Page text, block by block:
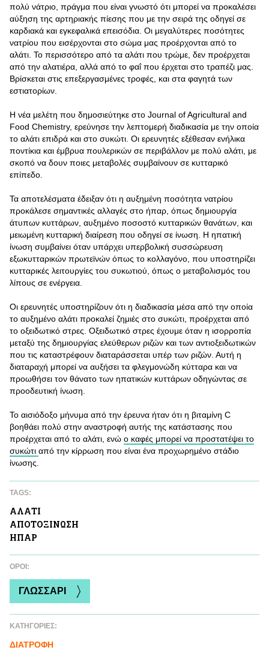
πολύ νάτριο, πράγμα που είναι γνωστό ότι μπορεί να προκαλέσει
αύξηση της αρτηριακής πίεσης που με την σειρά της οδηγεί σε
καρδιακά και εγκεφαλικά επεισόδια. Οι μεγαλύτερες ποσότητες
νατρίου που εισέρχονται στο σώμα μας προέρχονται από το
αλάτι. Το περισσότερο από τα αλάτι που τρώμε, δεν προέρχεται
από την αλατιέρα, αλλά από το φαΐ που έρχεται στο τραπέζι μας.
Βρίσκεται στις επεξεργασμένες τροφές, και στα φαγητά των
εστιατορίων.
Η νέα μελέτη που δημοσιεύτηκε στο Journal of Agricultural and
Food Chemistry, ερεύνησε την λεπτομερή διαδικασία με την οποία
το αλάτι επιδρά και στο συκώτι. Οι ερευνητές εξέθεσαν ενήλικα
ποντίκια και έμβρυα πουλερικών σε περιβάλλον με πολύ αλάτι, με
σκοπό να δουν ποιες μεταβολές συμβαίνουν σε κυτταρικό
επίπεδο.
Τα αποτελέσματα έδειξαν ότι η αυξημένη ποσότητα νατρίου
προκάλεσε σημαντικές αλλαγές στο ήπαρ, όπως δημιουργία
άτυπων κυττάρων, αυξημένο ποσοστό κυτταρικών θανάτων, και
μειωμένη κυτταρική διαίρεση που οδηγεί σε ίνωση. Η ηπατική
ίνωση συμβαίνει όταν υπάρχει υπερβολική συσσώρευση
εξωκυτταρικών πρωτεϊνών όπως το κολλαγόνο, που υποστηρίζει
κυτταρικές λειτουργίες του συκωτιού, όπως ο μεταβολισμός του
λίπους σε ενέργεια.
Οι ερευνητές υποστηρίζουν ότι η διαδικασία μέσα από την οποία
το αυξημένο αλάτι προκαλεί ζημιές στο συκώτι, προέρχεται από
το οξειδωτικό στρες. Οξειδωτικό στρες έχουμε όταν η ισορροπία
μεταξύ της δημιουργίας ελεύθερων ριζών και των αντιοξειδωτικών
που τις καταστρέφουν διαταράσσεται υπέρ των ριζών. Αυτή η
διαταραχή μπορεί να αυξήσει τα φλεγμονώδη κύτταρα και να
προωθήσει τον θάνατο των ηπατικών κυττάρων οδηγώντας σε
προοδευτική ίνωση.
Το αισιόδοξο μήνυμα από την έρευνα ήταν ότι η βιταμίνη C
βοηθάει πολύ στην αναστροφή αυτής της κατάστασης που
προέρχεται από το αλάτι, ενώ ο καφές μπορεί να προστατέψει το
συκώτι από την κίρρωση που είναι ένα προχωρημένο στάδιο
ίνωσης.
TAGS:
ΑΛAΤΙ
ΑΠΟΤΟΞΙΝΩΣΗ
ΗΠΑΡ
ΌΡΟΙ:
ΓΛΩΣΣΑΡΙ
ΚΑΤΗΓΟΡΙΕΣ:
ΔΙΑΤΡΟΦΗ